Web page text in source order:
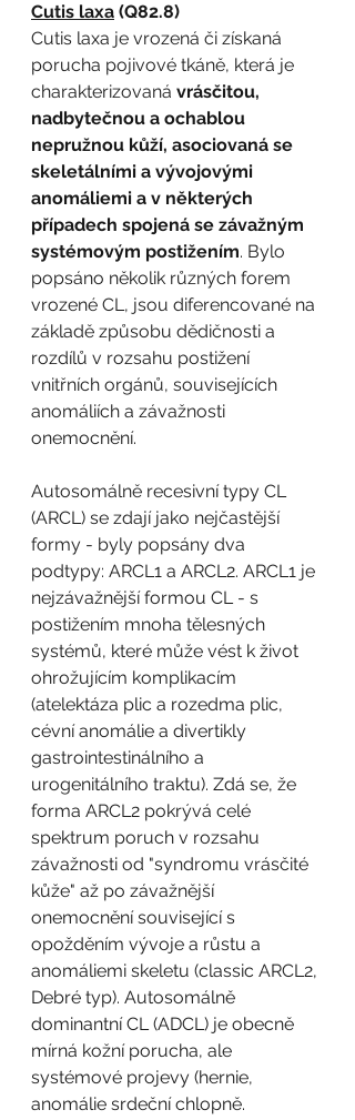
Cutis laxa (Q82.8)
Cutis laxa je vrozená či získaná
porucha pojivové tkáně, která je
charakterizovaná vrásčitou,
nadbytečnou a ochablou
nepružnou kůží, asociovaná se
skeletálními a vývojovými
anomáliemi a v některých
případech spojená se závažným
systémovým postižením. Bylo
popsáno několik různých forem
vrozené CL, jsou diferencované na
základě způsobu dědičnosti a
rozdílů v rozsahu postižení
vnitřních orgánů, souvisejících
anomáliích a závažnosti
onemocnění.
Autosomálně recesivní typy CL
(ARCL) se zdají jako nejčastější
formy - byly popsány dva
podtypy: ARCL1 a ARCL2. ARCL1 je
nejzávažnější formou CL - s
postižením mnoha tělesných
systémů, které může vést k život
ohrožujícím komplikacím
(atelektáza plic a rozedma plic,
cévní anomálie a divertikly
gastrointestinálního a
urogenitálního traktu). Zdá se, že
forma ARCL2 pokrývá celé
spektrum poruch v rozsahu
závažnosti od "syndromu vrásčité
kůže" až po závažnější
onemocnění související s
opožděním vývoje a růstu a
anomáliemi skeletu (classic ARCL2,
Debré typ). Autosomálně
dominantní CL (ADCL) je obecně
mírná kožní porucha, ale
systémové projevy (hernie,
anomálie srdeční chlopně.